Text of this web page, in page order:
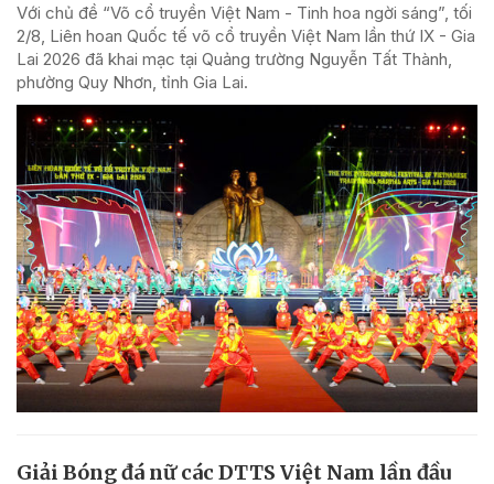
Với chủ đề “Võ cổ truyền Việt Nam - Tinh hoa ngời sáng”, tối
2/8, Liên hoan Quốc tế võ cổ truyền Việt Nam lần thứ IX - Gia
Lai 2026 đã khai mạc tại Quảng trường Nguyễn Tất Thành,
phường Quy Nhơn, tỉnh Gia Lai.
Giải Bóng đá nữ các DTTS Việt Nam lần đầu